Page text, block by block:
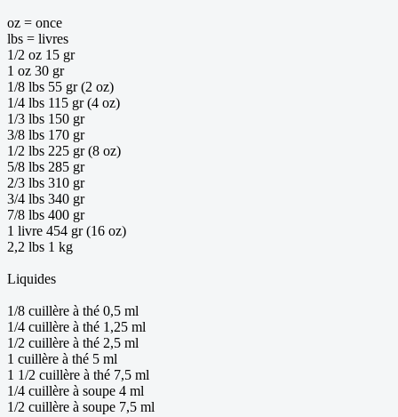
oz = once
lbs = livres
1/2 oz 15 gr
1 oz 30 gr
1/8 lbs 55 gr (2 oz)
1/4 lbs 115 gr (4 oz)
1/3 lbs 150 gr
3/8 lbs 170 gr
1/2 lbs 225 gr (8 oz)
5/8 lbs 285 gr
2/3 lbs 310 gr
3/4 lbs 340 gr
7/8 lbs 400 gr
1 livre 454 gr (16 oz)
2,2 lbs 1 kg
Liquides
1/8 cuillère à thé 0,5 ml
1/4 cuillère à thé 1,25 ml
1/2 cuillère à thé 2,5 ml
1 cuillère à thé 5 ml
1 1/2 cuillère à thé 7,5 ml
1/4 cuillère à soupe 4 ml
1/2 cuillère à soupe 7,5 ml